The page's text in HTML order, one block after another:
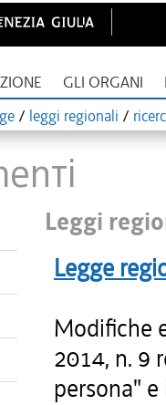
GLI ORGANI
/ leggi regionali /
Leggi
Legge
Modifiche
2014, n. 9
persona"